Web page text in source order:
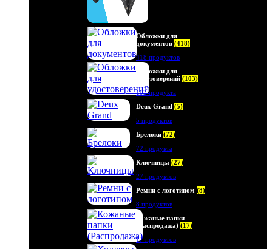
Обложки для
документов (418)
418 продуктов
Обложки для
удостоверений (103)
103 продукта
Deux Grand (5)
5 продуктов
Брелоки (72)
72 продукта
Ключницы (27)
27 продуктов
Ремни с логотипом (8)
8 продуктов
Кожаные папки
(Распродажа) (17)
17 продуктов